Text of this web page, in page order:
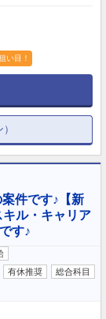
い目！
件です♪【新
ル・キャリア
す♪
有休推奨 総合科目